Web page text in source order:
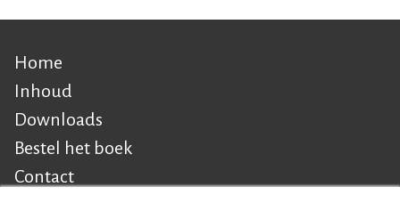
Hoofdnavigatie
Home
Inhoud
Downloads
Bestel het boek
Contact